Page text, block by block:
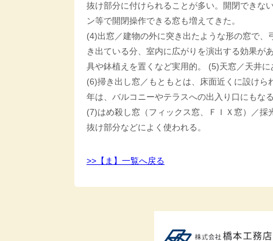
抜け部分に付けられることが多い。開閉できな
ン等で開閉操作できる窓も増えてきた。
(4)出窓／建物の外に突き出たような形の窓で
き出ている分、室内に広がりを演出する効果が
具や鉢植えを置くなど実用的。 (5)天窓／天井
(6)掃き出し窓／もともとは、床面近くに設け
年は、バルコニーやテラスへの出入り口にもな
(7)はめ殺し窓（フィックス窓、ＦＩＸ窓）／
抜け部分などによく使われる。
>>【ま】一覧へ戻る